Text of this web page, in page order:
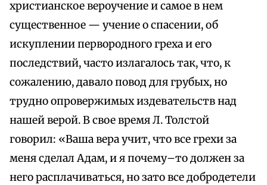
христианское вероучение и самое в нем
существенное — учение о спасении, об
искуплении первородного греха и его
последствий, часто излагалось так, что, к
сожалению, давало повод для грубых, но
трудно опровержимых издевательств над
нашей верой. В свое время Л. Толстой
говорил: «Ваша вера учит, что все грехи за
меня сделал Адам, и я почему–то должен за
него расплачиваться, но зато все добродетели